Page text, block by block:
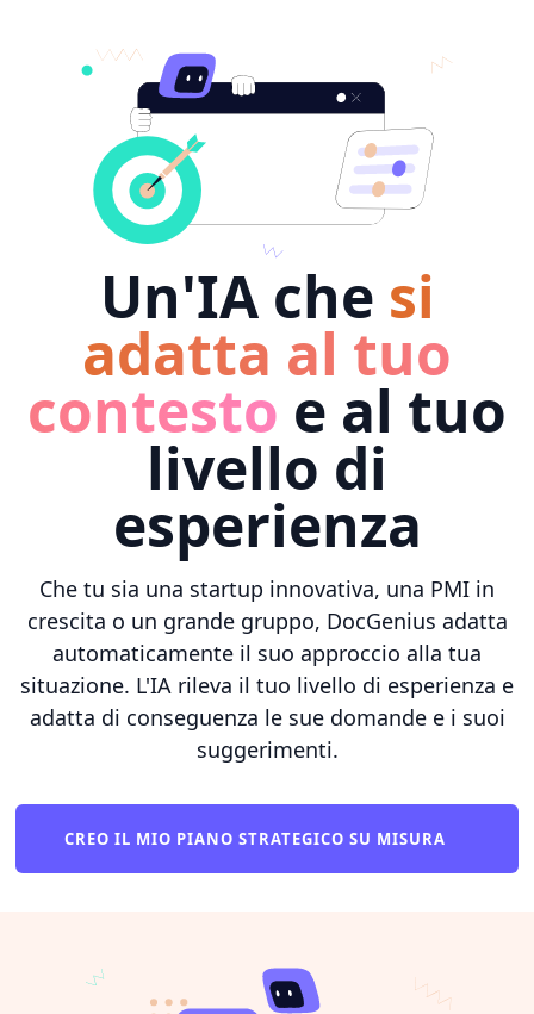
Un'IA che si
adatta al tuo
contesto e al tuo
livello di
esperienza
Che tu sia una startup innovativa, una PMI in
crescita o un grande gruppo, DocGenius adatta
automaticamente il suo approccio alla tua
situazione. L'IA rileva il tuo livello di esperienza e
adatta di conseguenza le sue domande e i suoi
suggerimenti.
CREO IL MIO PIANO STRATEGICO SU MISURA